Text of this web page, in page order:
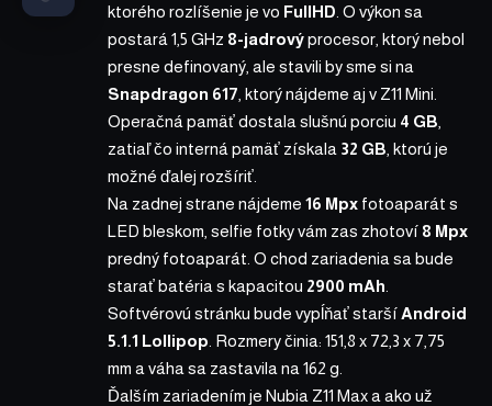
ktorého rozlíšenie je vo FullHD . O výkon sa
postará 1,5 GHz 8-jadrovýprocesor, ktorý nebol
presne definovaný, ale stavili by sme si na
Snapdragon 617 , ktorý nájdeme aj v Z11 Mini.
Operačná pamäť dostala slušnú porciu 4 GB
zatiaľ čo interná pamäť získala 32 GB , ktorú je
možné ďalej rozšíriť.
Na zadnej strane nájdeme 16 Mpx fotoaparát s
LED bleskom, selfie fotky vám zas zhotoví 8 Mpx
predný fotoaparát. O chod zariadenia sa bude
starať batéria s kapacitou 2900 mAh
Softvérovú stránku bude vypĺňať starší Android
5.1.1 Lollipop . Rozmery činia: 151,8 x 72,3 x 7,75
mm a váha sa zastavila na 162 g.
Ďalším zariadením je Nubia Z11 Max a ako už